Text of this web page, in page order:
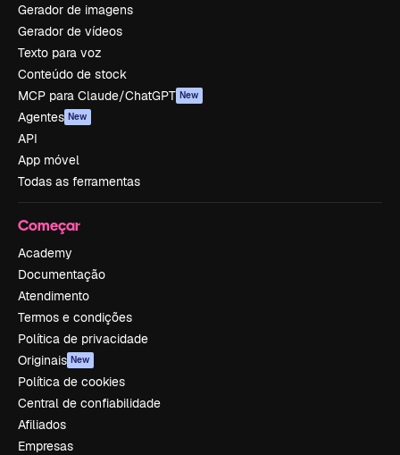
Gerador de imagens
Gerador de vídeos
Texto para voz
Conteúdo de stock
MCP para Claude/ChatGPT New
Agentes New
API
App móvel
Todas as ferramentas
Começar
Academy
Documentação
Atendimento
Termos e condições
Política de privacidade
Originais New
Política de cookies
Central de confiabilidade
Afiliados
Empresas